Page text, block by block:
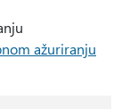
ažuriranju